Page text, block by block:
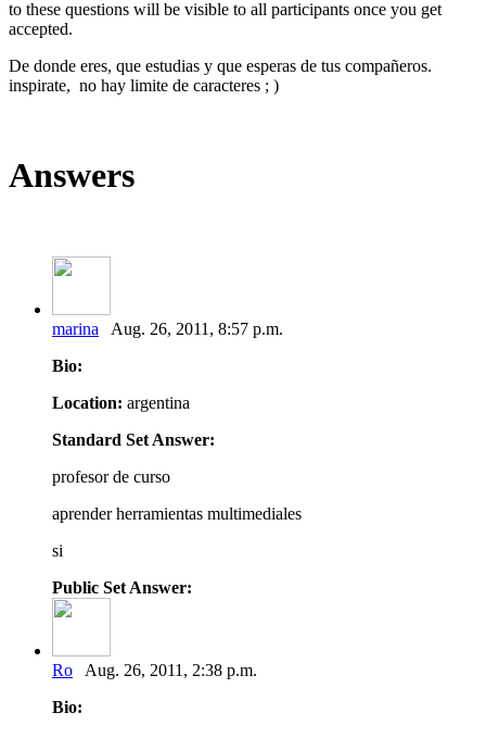
to these questions will be visible to all participants once you get
accepted.
De donde eres, que estudias y que esperas de tus compañeros.
inspirate, no hay limite de caracteres ; )
Answers
marina Aug. 26, 2011, 8:57 p.m.
Bio:
Location: argentina
Standard Set Answer:
profesor de curso
aprender herramientas multimediales
si
Public Set Answer:
Ro Aug. 26, 2011, 2:38 p.m.
Bio: